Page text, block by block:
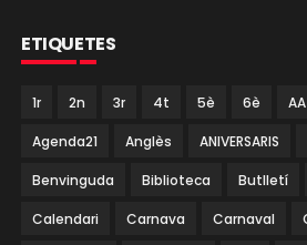
ETIQUETES
1r 2n 3r 4t 5è 6è AA
Agenda21 Anglès ANIVERSARIS
Benvinguda Biblioteca Butlletí
Calendari Carnava Carnaval